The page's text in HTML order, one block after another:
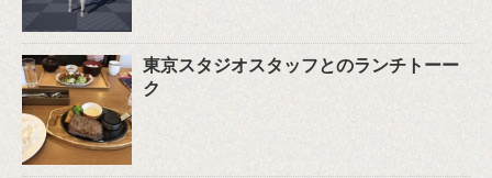
東京スタジオスタッフとのランチトーー
ク